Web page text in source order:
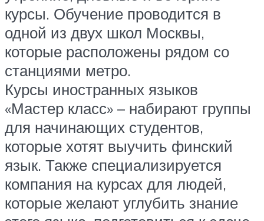
курсы. Обучение проводится в
одной из двух школ Москвы,
которые расположены рядом со
станциями метро.
Курсы иностранных языков
«Мастер класс» – набирают группы
для начинающих студентов,
которые хотят выучить финский
язык. Также специализируется
компания на курсах для людей,
которые желают углубить знание